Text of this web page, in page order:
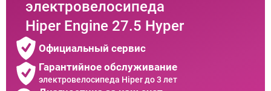
электровелосипеда
Hiper Engine 27.5 Нyper
Официальный сервис
Гарантийное обслуживание
электровелосипеда Hiper до 3 лет